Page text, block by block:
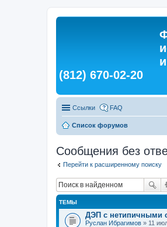
(812) 670-02-20
Ссылки FAQ
Список форумов
Сообщения без
Перейти к расширенному поиску
ТЕМЫ
ДЭП с нетипичными
Руслан Ибрагимов » 11